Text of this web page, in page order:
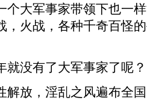
个大军事家带领下也一
，火战，各种千奇百怪
就没有了大军事家了呢？
解放，淫乱之风遍布全